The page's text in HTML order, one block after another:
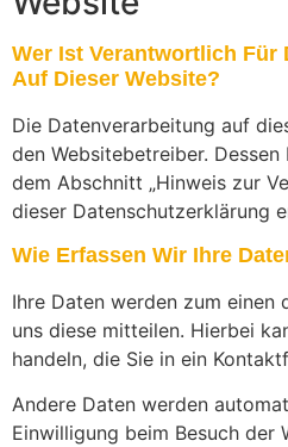
Wer Ist Verantwortlich Für
Auf Dieser Website?
Die Datenverarbeitung auf
den Websitebetreiber.
dem Abschnitt „Hinweis zur
dieser Datenschutzerklärung
Wie Erfassen Wir Ihre
Ihre Daten werden zum einen
uns diese mitteilen. Hierbei
handeln, die Sie in ein
Andere Daten werden
Einwilligung beim Besuch der